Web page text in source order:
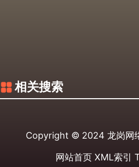
相关搜索
Copyright © 2024 龙岗网
网站首页 XML索引